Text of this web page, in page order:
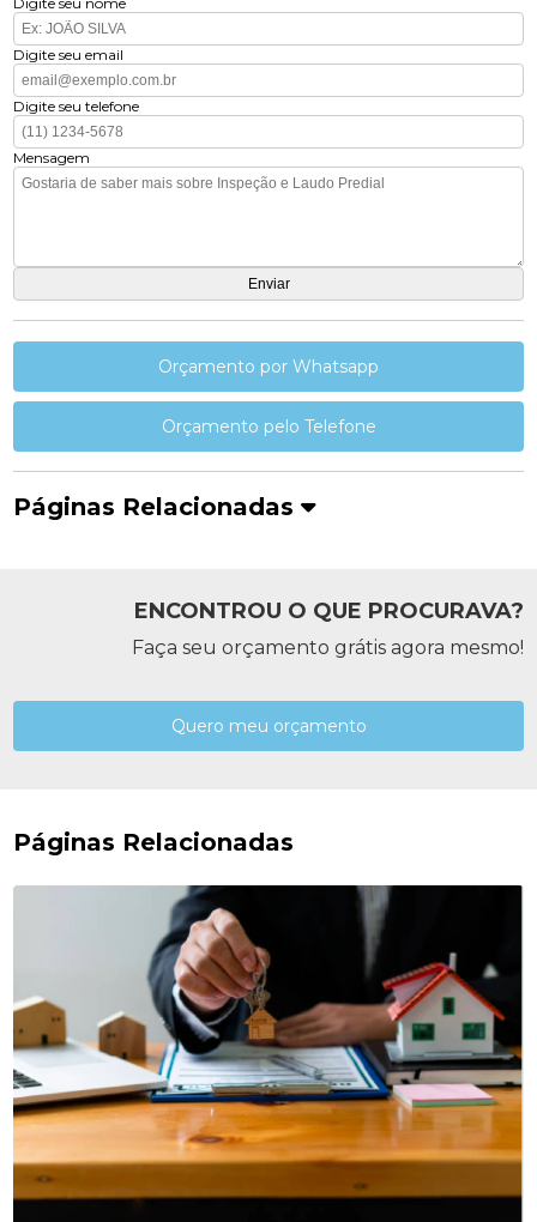
Digite seu email
Digite seu telefone
Mensagem
Orçamento por Whatsapp
Orçamento pelo Telefone
Páginas Relacionadas
ENCONTROU O QUE PROCURAVA?
Faça seu orçamento grátis agora mesmo!
Quero meu orçamento
Páginas Relacionadas